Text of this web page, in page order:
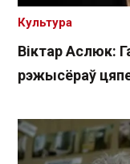
Віктар Аслюк:
рэжысёраў
Культура